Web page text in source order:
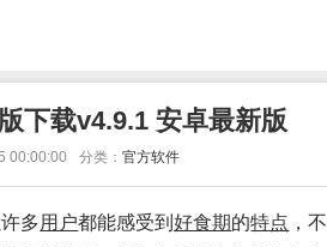
下载v4.9.1 安卓最新版
00:00:00 分类：官方软件
多用户都能感受到好食期的特点 ，